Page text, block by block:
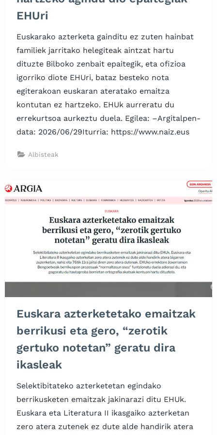
EHUri
Euskarako azterketa gainditu ez zuten hainbat
familiek jarritako helegiteak aintzat hartu
dituzte Bilboko zenbait epaitegik, eta ofizioa
igorriko diote EHUri, bataz besteko nota
egiterakoan euskaran ateratako emaitza
kontutan ez hartzeko. EHUk aurreratu du
errekurtsoa aurkeztu duela. Egilea: –Argitalpen-
data: 2026/06/29Iturria: https://www.naiz.eus
Albisteak
Euskara azterketetako emaitzak
berrikusi eta gero, “zerotik
gertuko notetan” geratu dira
ikasleak
Selektibitateko azterketetan egindako
berrikusketen emaitzak jakinarazi ditu EHUk.
Euskara eta Literatura II ikasgaiko azterketan
zero atera zutenek ez dute alde handirik atera